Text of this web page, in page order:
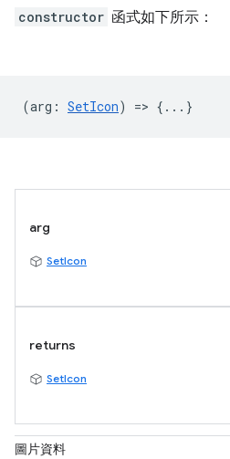
constructor 函式如下所示：
(arg : SetIcon) => {...}
arg
SetIcon
returns
SetIcon
圖片資料